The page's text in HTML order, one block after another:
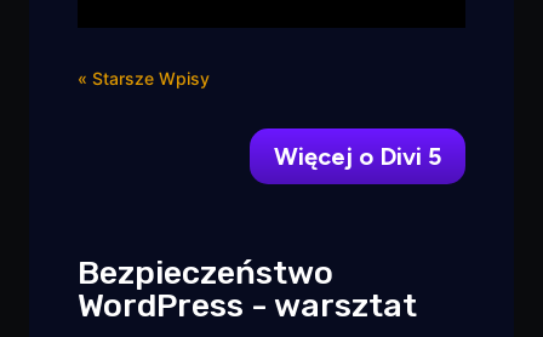
« Starsze Wpisy
Więcej o Divi 5
Bezpieczeństwo
WordPress - warsztat